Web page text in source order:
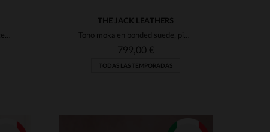
Piel de cordero reversible: motero o acolchado en un solo blouson.
THE JACK LEATHERS
Tono moka en bonded suede, piel de cabra. Corte regular y versátil.
799,00 €
TODAS LAS TEMPORADAS